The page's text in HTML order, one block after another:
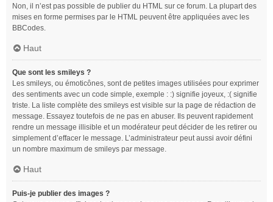
Non, il n’est pas possible de publier du HTML sur ce forum. La plupart des
mises en forme permises par le HTML peuvent être appliquées avec les
BBCodes.
Haut
Que sont les smileys ?
Les smileys, ou émoticônes, sont de petites images utilisées pour exprimer
des sentiments avec un code simple, exemple : :) signifie joyeux, :( signifie
triste. La liste complète des smileys est visible sur la page de rédaction de
message. Essayez toutefois de ne pas en abuser. Ils peuvent rapidement
rendre un message illisible et un modérateur peut décider de les retirer ou
simplement d’effacer le message. L’administrateur peut aussi avoir défini
un nombre maximum de smileys par message.
Haut
Puis-je publier des images ?